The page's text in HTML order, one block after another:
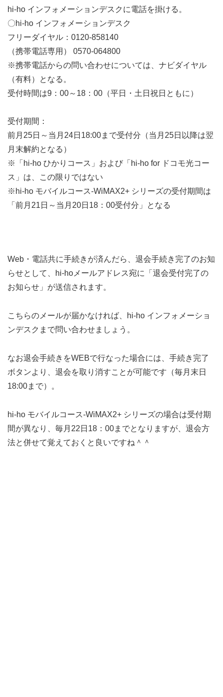
hi-ho インフォメーションデスクに電話を掛ける。
〇hi-ho インフォメーションデスク
フリーダイヤル：0120-858140
（携帯電話専用） 0570-064800
※携帯電話からの問い合わせについては、ナビダイヤル
（有料）となる。
受付時間は9：00～18：00（平日・土日祝日ともに）
受付期間：
前月25日～当月24日18:00まで受付分（当月25日以降は翌
月末解約となる）
※「hi-ho ひかりコース」および「hi-ho for ドコモ光コー
ス」は、この限りではない
※hi-ho モバイルコース-WiMAX2+ シリーズの受付期間は
「前月21日～当月20日18：00受付分」となる
Web・電話共に手続きが済んだら、退会手続き完了のお知
らせとして、hi-hoメールアドレス宛に「退会受付完了の
お知らせ」が送信されます。
こちらのメールが届かなければ、hi-ho インフォメーショ
ンデスクまで問い合わせましょう。
なお退会手続きをWEBで行なった場合には、手続き完了
ボタンより、退会を取り消すことが可能です（毎月末日
18:00まで）。
hi-ho モバイルコース-WiMAX2+ シリーズの場合は受付期
間が異なり、毎月22日18：00までとなりますが、退会方
法と併せて覚えておくと良いですね＾＾